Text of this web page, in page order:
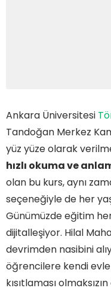
Ankara Üniversitesi
Tandoğan Merkez
yüz yüze olarak
hızlı okuma ve
olan bu kurs, aynı
seçeneğiyle de her
Günümüzde eğitim
dijitalleşiyor. Hilal
devrimden nasibini
öğrencilere kendi
kısıtlaması